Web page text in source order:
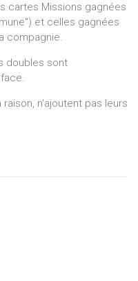
cartes Missions gagnées
et celles gagnées
compagnie.
doubles sont
n'ajoutent pas leurs